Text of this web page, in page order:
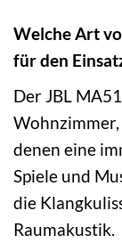
Welche Art
für den
Der JBL
denen eine
Spiele und
die
Raumakustik.